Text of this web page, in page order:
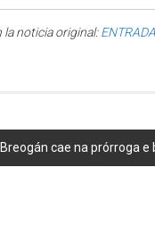
la noticia original:
navigation
Breogán cae na prórroga